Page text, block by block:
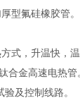
型氟硅橡胶管。
式，升温快，温
合金高速电热管
及控制线路。